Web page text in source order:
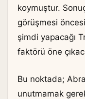
koymuştur.
görüşmesi
şimdi yapacağı
faktörü öne
Bu noktada;
unutmamak